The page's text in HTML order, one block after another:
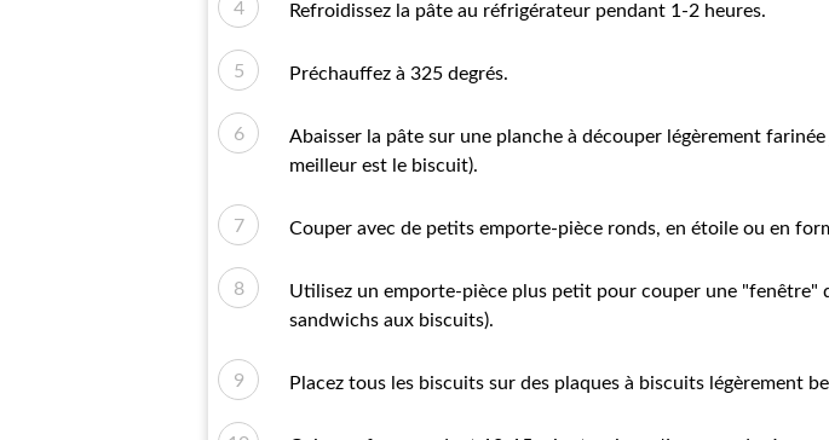
Refroidissez la pâte au réfrigérateur pendant 1-2 heures.
Préchauffez à 325 degrés.
Abaisser la pâte sur une planche à découper légèrement
meilleur est le biscuit).
Couper avec de petits emporte-pièce ronds, en étoile ou en
Utilisez un emporte-pièce plus petit pour couper une "fenêtre"
sandwichs aux biscuits).
Placez tous les biscuits sur des plaques à biscuits légèrement